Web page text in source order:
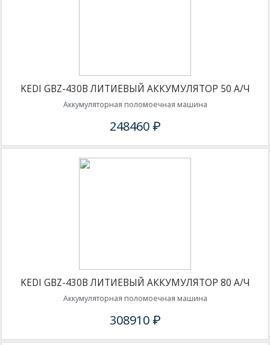
KEDI GBZ-430B ЛИТИЕВЫЙ АККУМУЛЯТОР 50 А/Ч
Аккумуляторная поломоечная машина
248460 ₽
KEDI GBZ-430B ЛИТИЕВЫЙ АККУМУЛЯТОР 80 А/Ч
Аккумуляторная поломоечная машина
308910 ₽